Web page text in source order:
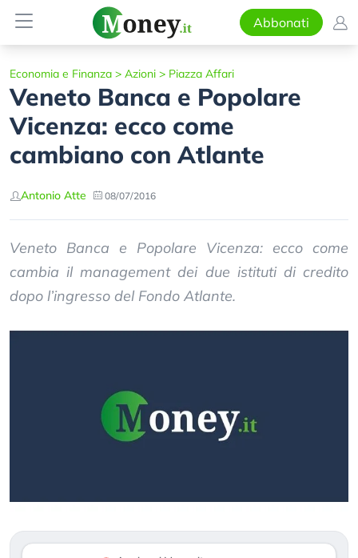
Abbonati
Economia e Finanza > Azioni > Piazza Affari
Veneto Banca e Popolare
Vicenza: ecco come
cambiano con Atlante
Antonio Atte 08/07/2016
Veneto Banca e Popolare Vicenza: ecco come
cambia il management dei due istituti di credito
dopo l’ingresso del Fondo Atlante.